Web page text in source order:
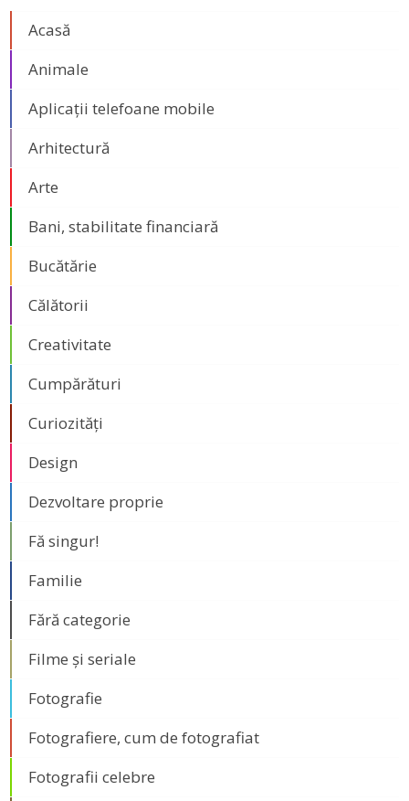
Acasă
Animale
Aplicații telefoane mobile
Arhitectură
Arte
Bani, stabilitate financiară
Bucătărie
Călătorii
Creativitate
Cumpărături
Curiozități
Design
Dezvoltare proprie
Fă singur!
Familie
Fără categorie
Filme și seriale
Fotografie
Fotografiere, cum de fotografiat
Fotografii celebre